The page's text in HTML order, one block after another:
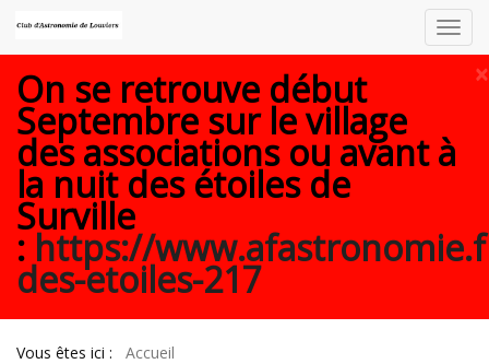
×
On se retrouve début
Septembre sur le village
des associations ou avant à
la nuit des étoiles de
Surville
: https://
des-etoiles-217
Vous êtes ici : Accueil